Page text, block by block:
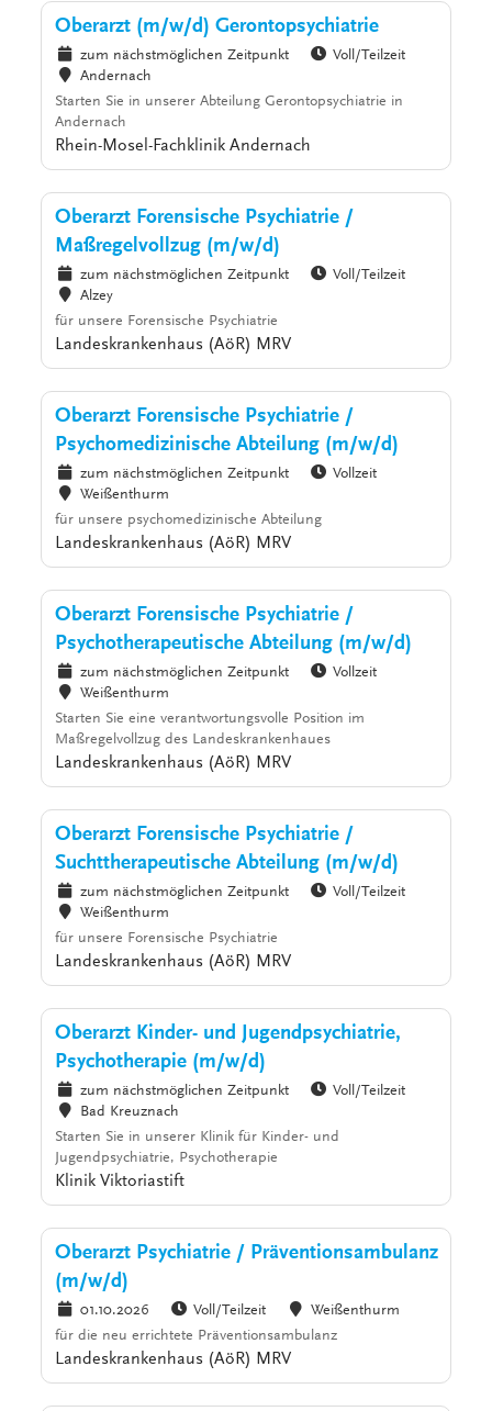
Oberarzt (m/w/d) Gerontopsychiatrie
zum nächstmöglichen Zeitpunkt
Voll/Teilzeit
Andernach
Starten Sie in unserer Abteilung Gerontopsychiatrie in
Andernach
Rhein-Mosel-Fachklinik Andernach
Oberarzt Forensische Psychiatrie /
Maßregelvollzug (m/w/d)
zum nächstmöglichen Zeitpunkt
Voll/Teilzeit
Alzey
für unsere Forensische Psychiatrie
Landeskrankenhaus (AöR) MRV
Oberarzt Forensische Psychiatrie /
Psychomedizinische Abteilung (m/w/d)
zum nächstmöglichen Zeitpunkt
Vollzeit
Weißenthurm
für unsere psychomedizinische Abteilung
Landeskrankenhaus (AöR) MRV
Oberarzt Forensische Psychiatrie /
Psychotherapeutische Abteilung (m/w/d)
zum nächstmöglichen Zeitpunkt
Vollzeit
Weißenthurm
Starten Sie eine verantwortungsvolle Position im
Maßregelvollzug des Landeskrankenhaues
Landeskrankenhaus (AöR) MRV
Oberarzt Forensische Psychiatrie /
Suchttherapeutische Abteilung (m/w/d)
zum nächstmöglichen Zeitpunkt
Voll/Teilzeit
Weißenthurm
für unsere Forensische Psychiatrie
Landeskrankenhaus (AöR) MRV
Oberarzt Kinder- und Jugendpsychiatrie,
Psychotherapie (m/w/d)
zum nächstmöglichen Zeitpunkt
Voll/Teilzeit
Bad Kreuznach
Starten Sie in unserer Klinik für Kinder- und
Jugendpsychiatrie, Psychotherapie
Klinik Viktoriastift
Oberarzt Psychiatrie / Präventionsambulanz
(m/w/d)
01.10.2026 Voll/Teilzeit
Weißenthurm
für die neu errichtete Präventionsambulanz
Landeskrankenhaus (AöR) MRV